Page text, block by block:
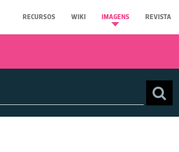
RECURSOS WIKI IMAGENS REVISTA